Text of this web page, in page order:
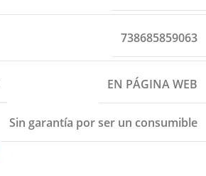
738685859063
EN PÁGINA WEB
Sin garantía por ser un consumible